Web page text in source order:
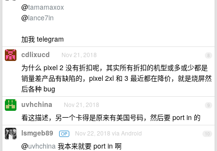
@tamamaxox
@lance7in
加我 telegram
8
cdlixucd Nov 21, 2018
为什么 pixel 2 没有折扣呢，其实所有折扣的机型或多或少都是
销量差产品有缺陷的，pixel 2xl 和 3 最近都在降价，就是烧屏然
后各种 bug
9
uvhchina Nov 21, 2018
看这描述，另一个卡得是原来有美国号码，然后要 port in 的
10
lsmgeb89 OP Nov 22, 2018 via Android
@uvhchina 我本来就要 port in 啊